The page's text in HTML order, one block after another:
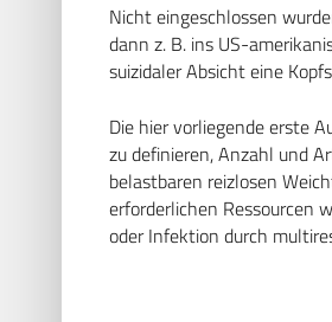
Nicht eingeschlossen
dann z. B. ins US-
suizidaler Absicht eine
Die hier vorliegende erste
zu definieren, Anzahl und
belastbaren reizlosen
erforderlichen Ressourcen
oder Infektion durch